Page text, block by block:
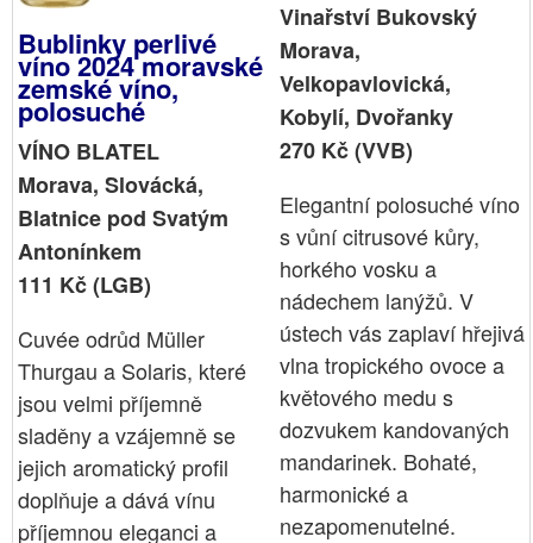
Bublinky perlivé
víno 2024 moravské
zemské víno,
polosuché
VÍNO BLATEL
Morava, Slovácká,
Blatnice pod Svatým
Antonínkem
111 Kč (LGB)
Cuvée odrůd Müller
Thurgau a Solaris, které
jsou velmi příjemně
sladěny a vzájemně se
jejich aromatický profil
doplňuje a dává vínu
příjemnou eleganci a
Vinařství Bukovský
Morava,
Velkopavlovická,
Kobylí, Dvořanky
270 Kč (VVB)
Elegantní polosuché víno
s vůní citrusové kůry,
horkého vosku a
nádechem lanýžů. V
ústech vás zaplaví hřejivá
vlna tropického ovoce a
květového medu s
dozvukem kandovaných
mandarinek. Bohaté,
harmonické a
nezapomenutelné.